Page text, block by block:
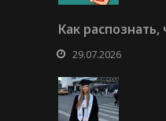
Как
29.07.2026